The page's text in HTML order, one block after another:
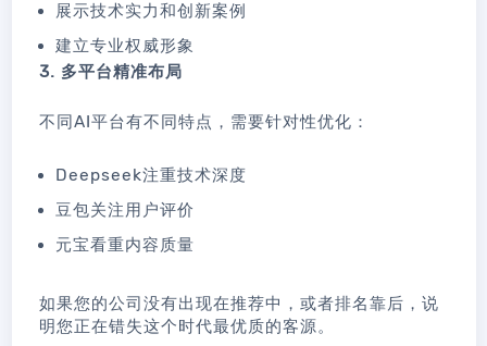
展示技术实力和创新案例
建立专业权威形象
3. 多平台精准布局
不同AI平台有不同特点，需要针对性优化：
Deepseek注重技术深度
豆包关注用户评价
元宝看重内容质量
如果您的公司没有出现在推荐中，或者排名靠后，说
明您正在错失这个时代最优质的客源。